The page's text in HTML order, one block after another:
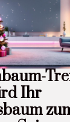
Ihr